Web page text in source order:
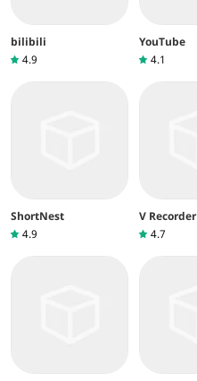
bilibili
4.9
YouTube
4.1
ShortNest
4.9
V Recorder
4.7